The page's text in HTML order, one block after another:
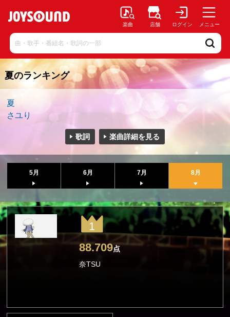
楽曲 店舗 ログイン メニュー
夏のランキング
夏
さユり
歌詞 楽曲詳細を見る
5月 6月 7月 8月
1
88.709点
奈TSU